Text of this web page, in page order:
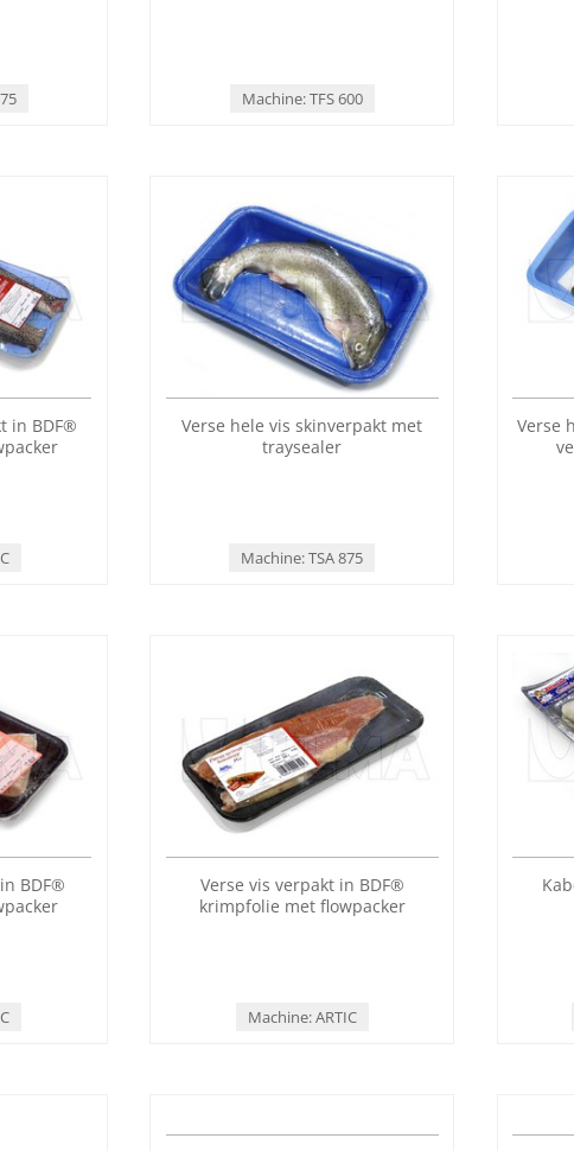
Machine: TFS 600
in BDF®
Verse hele vis skinverpakt met
traysealer
Machine: TSA 875
Verse
BDF®
Verse vis verpakt in BDF®
krimpfolie met flowpacker
Machine: ARTIC